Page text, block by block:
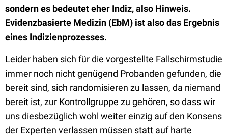
sondern es bedeutet eher Indiz, also Hinweis.
Evidenzbasierte Medizin (EbM) ist also das Ergebnis
eines Indizienprozesses.
Leider haben sich für die vorgestellte Fallschirmstudie
immer noch nicht genügend Probanden gefunden, die
bereit sind, sich randomisieren zu lassen, da niemand
bereit ist, zur Kontrollgruppe zu gehören, so dass wir
uns diesbezüglich wohl weiter einzig auf den Konsens
der Experten verlassen müssen statt auf harte